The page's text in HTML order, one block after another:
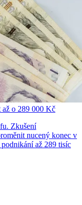
až o 289 000 Kč
Zkušení
nucený konec v
až 289 tisíc